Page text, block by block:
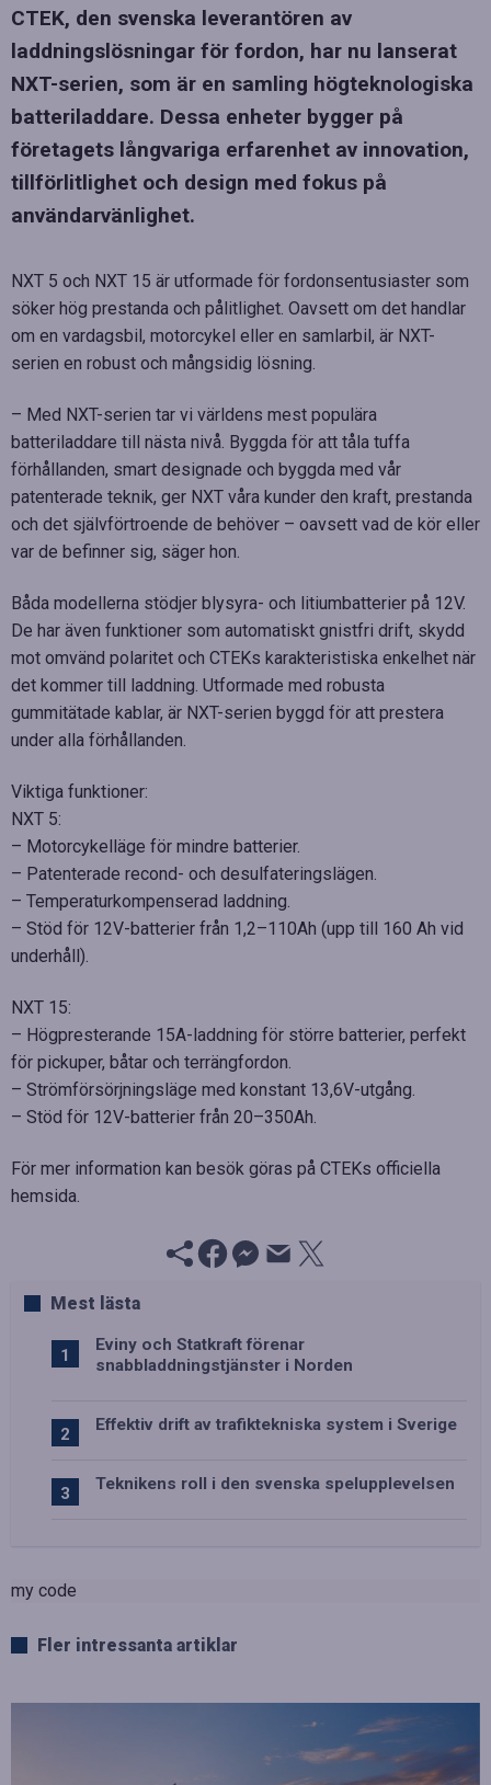
CTEK, den svenska leverantören av
laddningslösningar för fordon, har nu lanserat
NXT-serien, som är en samling högteknologiska
batteriladdare. Dessa enheter bygger på
företagets långvariga erfarenhet av innovation,
tillförlitlighet och design med fokus på
användarvänlighet.
NXT 5 och NXT 15 är utformade för fordonsentusiaster som
söker hög prestanda och pålitlighet. Oavsett om det handlar
om en vardagsbil, motorcykel eller en samlarbil, är NXT-
serien en robust och mångsidig lösning.
– Med NXT-serien tar vi världens mest populära
batteriladdare till nästa nivå. Byggda för att tåla tuffa
förhållanden, smart designade och byggda med vår
patenterade teknik, ger NXT våra kunder den kraft, prestanda
och det självförtroende de behöver – oavsett vad de kör eller
var de befinner sig, säger hon.
Båda modellerna stödjer blysyra- och litiumbatterier på 12V.
De har även funktioner som automatiskt gnistfri drift, skydd
mot omvänd polaritet och CTEKs karakteristiska enkelhet när
det kommer till laddning. Utformade med robusta
gummitätade kablar, är NXT-serien byggd för att prestera
under alla förhållanden.
Viktiga funktioner:
NXT 5:
– Motorcykelläge för mindre batterier.
– Patenterade recond- och desulfateringslägen.
– Temperaturkompenserad laddning.
– Stöd för 12V-batterier från 1,2–110Ah (upp till 160 Ah vid
underhåll).
NXT 15:
– Högpresterande 15A-laddning för större batterier, perfekt
för pickuper, båtar och terrängfordon.
– Strömförsörjningsläge med konstant 13,6V-utgång.
– Stöd för 12V-batterier från 20–350Ah.
För mer information kan besök göras på CTEKs officiella
hemsida.
Mest lästa
Eviny och Statkraft förenar
snabbladdningstjänster i Norden
Effektiv drift av trafiktekniska system i Sverige
Teknikens roll i den svenska spelupplevelsen
my code
Fler intressanta artiklar